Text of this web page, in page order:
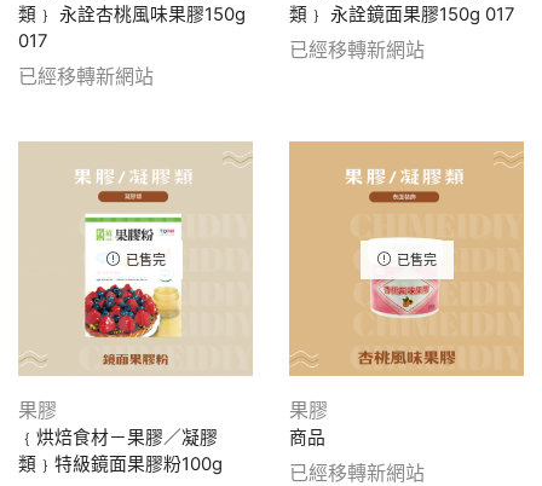
類﹜ 永詮杏桃風味果膠150g
017
已經移轉新網站
類﹜ 永詮鏡面果膠150g 017
已經移轉新網站
已售完
果膠
﹛烘焙食材－果膠／凝膠
類﹜特級鏡面果膠粉100g
已售完
果膠
商品
已經移轉新網站